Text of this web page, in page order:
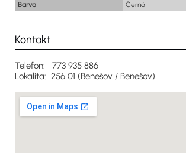
Barva
Černá
Kontakt
Telefon: 773 935 886
Lokalita: 256 01 (Benešov / Benešov)